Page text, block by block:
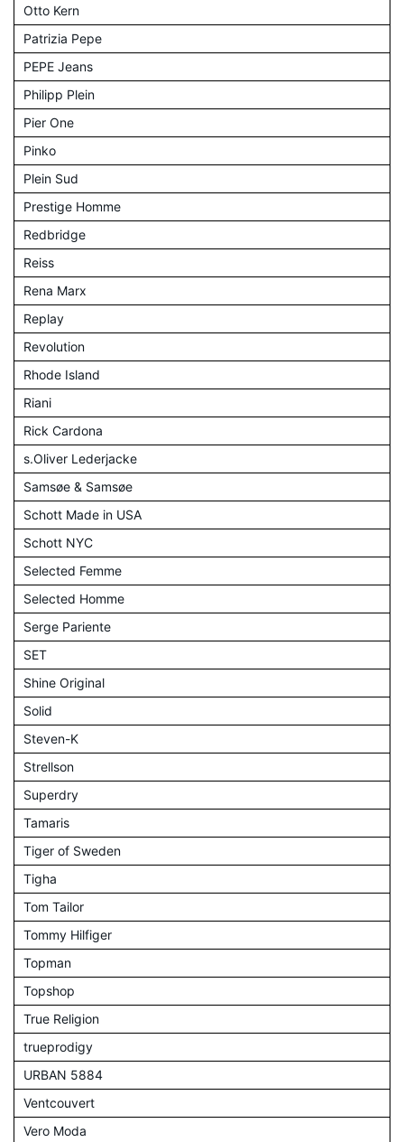
Otto Kern
Patrizia Pepe
PEPE Jeans
Philipp Plein
Pier One
Pinko
Plein Sud
Prestige Homme
Redbridge
Reiss
Rena Marx
Replay
Revolution
Rhode Island
Riani
Rick Cardona
s.Oliver Lederjacke
Samsøe & Samsøe
Schott Made in USA
Schott NYC
Selected Femme
Selected Homme
Serge Pariente
SET
Shine Original
Solid
Steven-K
Strellson
Superdry
Tamaris
Tiger of Sweden
Tigha
Tom Tailor
Tommy Hilfiger
Topman
Topshop
True Religion
trueprodigy
URBAN 5884
Ventcouvert
Vero Moda